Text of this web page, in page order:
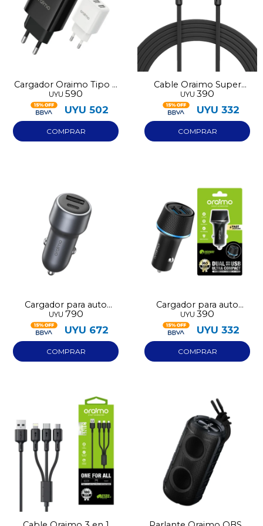
Cargador Oraimo Tipo A
x2 OCW-E67DP
UYU 590
UYU 502
Cable Oraimo Super
Charge USB-C OCD-154
UYU 390
UYU 332
Cargador para auto
Oraimo OCC-73D
UYU 790
UYU 672
Cargador para auto
Oraimo dual
UYU 390
UYU 332